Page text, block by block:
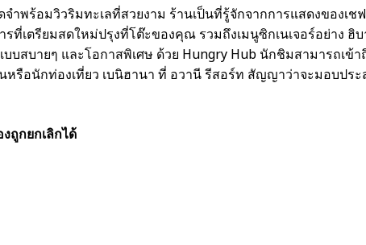
พร้อมวิวริมทะเลที่สวยงาม ร้านเป็นที่รู้จักจากการแสดงของ
ตรียมสดใหม่ปรุงที่โต๊ะของคุณ รวมถึงเมนูซิกเนเจอร์อย่าง ฮิบ
บายๆ และโอกาสพิเศษ ด้วย Hungry Hub นักชิมสามารถเข้า
รือนักท่องเที่ยว เบนิฮานา ที่ อวานี รีสอร์ท สัญญาว่าจะมอบป
ถูกยกเลิกได้